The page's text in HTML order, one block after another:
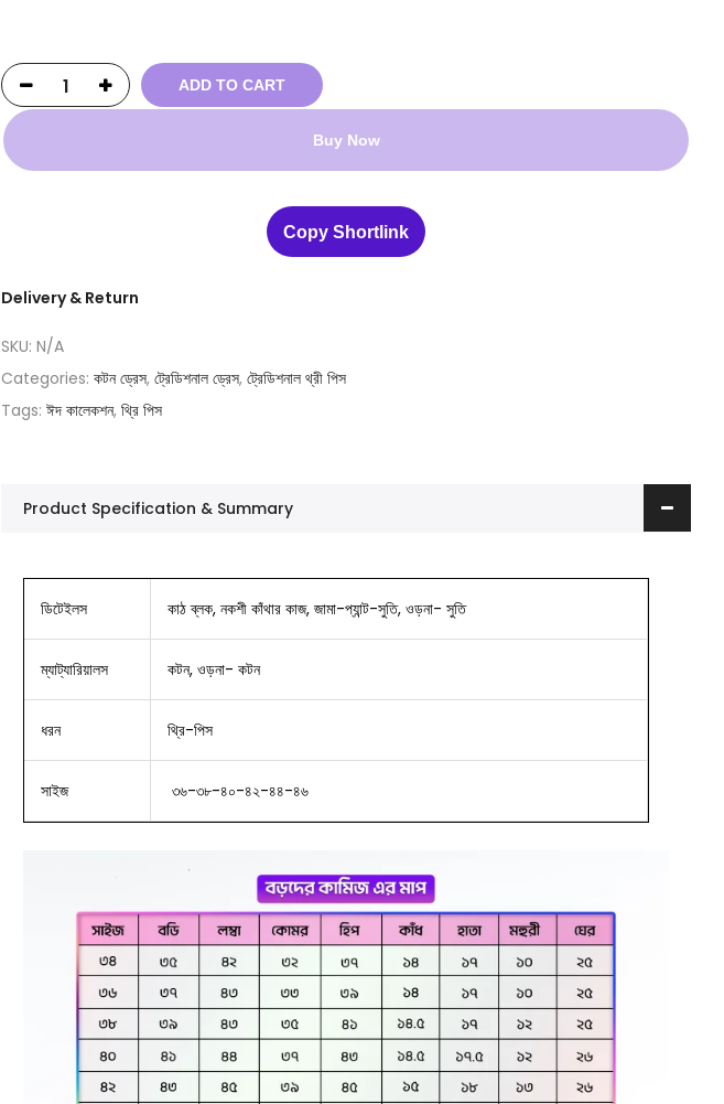
ADD TO CART
Buy Now
Copy Shortlink
Delivery & Return
SKU: N/A
Categories: কটন ড্রেস, ট্রেডিশনাল ড্রেস, ট্রেডিশনাল থ্রী পিস
Tags: ঈদ কালেকশন, থ্রি পিস
Product Specification & Summary
ডিটেইলস কাঠ ব্লক, নকশী কাঁথার কাজ, জামা-প্যান্ট-সুতি, ওড়না- সুতি
ম্যাট্যারিয়ালস কটন, ওড়না- কটন
ধরন থ্রি-পিস
সাইজ ৩৬-৩৮-৪০-৪২-৪৪-৪৬